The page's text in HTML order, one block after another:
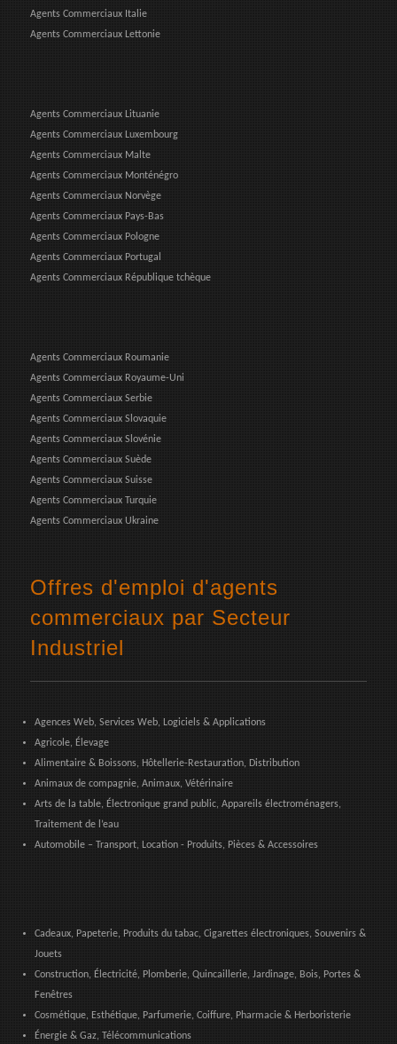
Agents Commerciaux Italie
Agents Commerciaux Lettonie
Agents Commerciaux Lituanie
Agents Commerciaux Luxembourg
Agents Commerciaux Malte
Agents Commerciaux Monténégro
Agents Commerciaux Norvège
Agents Commerciaux Pays-Bas
Agents Commerciaux Pologne
Agents Commerciaux Portugal
Agents Commerciaux République tchèque
Agents Commerciaux Roumanie
Agents Commerciaux Royaume-Uni
Agents Commerciaux Serbie
Agents Commerciaux Slovaquie
Agents Commerciaux Slovénie
Agents Commerciaux Suède
Agents Commerciaux Suisse
Agents Commerciaux Turquie
Agents Commerciaux Ukraine
Offres d'emploi d'agents
commerciaux par Secteur
Industriel
Agences Web, Services Web, Logiciels & Applications
Agricole, Élevage
Alimentaire & Boissons, Hôtellerie-Restauration, Distribution
Animaux de compagnie, Animaux, Vétérinaire
Arts de la table, Électronique grand public, Appareils électroménagers,
Traitement de l’eau
Automobile – Transport, Location - Produits, Pièces & Accessoires
Cadeaux, Papeterie, Produits du tabac, Cigarettes électroniques, Souvenirs &
Jouets
Construction, Électricité, Plomberie, Quincaillerie, Jardinage, Bois, Portes &
Fenêtres
Cosmétique, Esthétique, Parfumerie, Coiffure, Pharmacie & Herboristerie
Énergie & Gaz, Télécommunications